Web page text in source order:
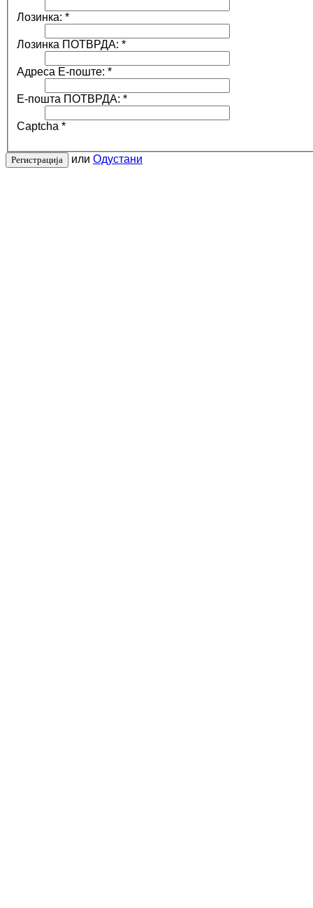
Лозинка: *
Лозинка ПОТВРДА: *
Адреса Е-поште: *
Е-пошта ПОТВРДА: *
Captcha *
Регистрација или Одустани